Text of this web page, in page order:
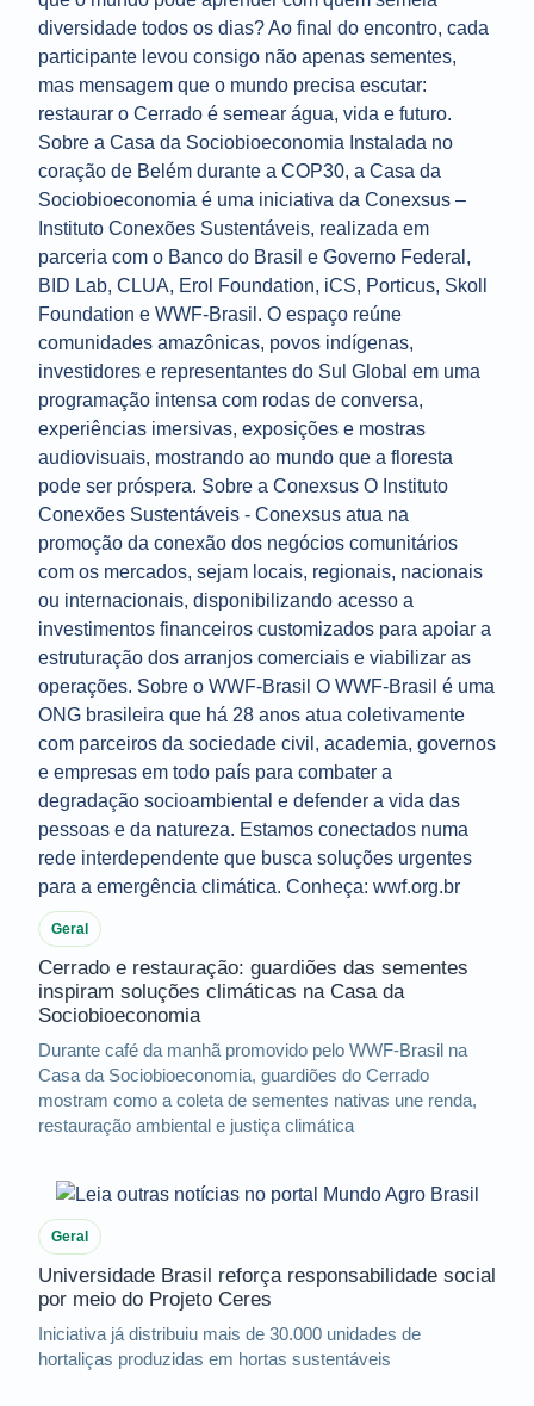
Geral
Cerrado e restauração: guardiões das sementes
inspiram soluções climáticas na Casa da
Sociobioeconomia
Durante café da manhã promovido pelo WWF-Brasil na
Casa da Sociobioeconomia, guardiões do Cerrado
mostram como a coleta de sementes nativas une renda,
restauração ambiental e justiça climática
Geral
Universidade Brasil reforça responsabilidade social
por meio do Projeto Ceres
Iniciativa já distribuiu mais de 30.000 unidades de
hortaliças produzidas em hortas sustentáveis